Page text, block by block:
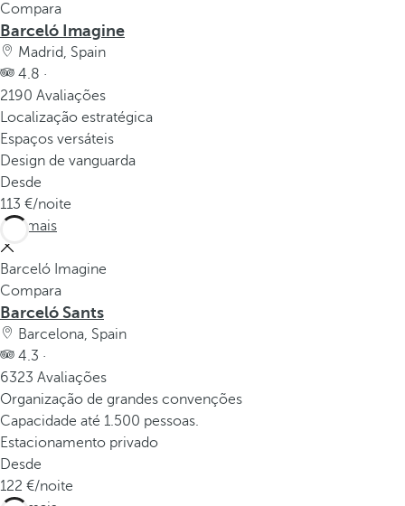
Compara
Barceló Imagine
Madrid, Spain
4.8 ·
2190 Avaliações
Localização estratégica
Espaços versáteis
Design de vanguarda
Desde
113
/noite
Ver mais
Barceló Imagine
Compara
Barceló Sants
Barcelona, Spain
4.3 ·
6323 Avaliações
Organização de grandes convenções
Capacidade até 1.500 pessoas.
Estacionamento privado
Desde
122
/noite